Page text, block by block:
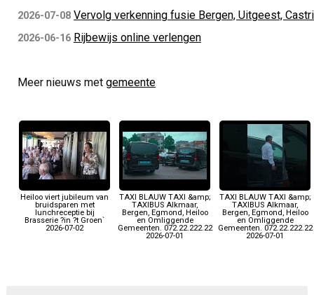
2026-07-08 Vervolg verkenning fusie Bergen, Uitgeest,
2026-06-16 Rijbewijs online verlengen
Meer nieuws met gemeente
Heiloo viert jubileum van
bruidsparen met
lunchreceptie bij
Brasserie ?in ?t Groen`
2026-07-02
TAXI BLAUW TAXI &amp;
TAXIBUS Alkmaar,
Bergen, Egmond, Heiloo
en Omliggende
Gemeenten. 072.22.222.22
2026-07-01
TAXI BLAUW TAXI &amp;
TAXIBUS Alkmaar,
Bergen, Egmond, Heiloo
en Omliggende
Gemeenten. 072.22.222.22
2026-07-01